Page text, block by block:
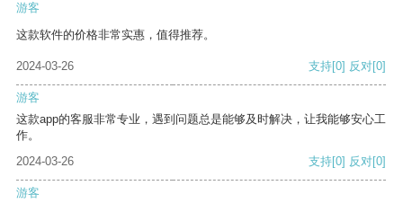
游客
这款软件的价格非常实惠，值得推荐。
2024-03-26 支持[0] 反对[0]
游客
这款app的客服非常专业，遇到问题总是能够及时解决，让我能够安心工
作。
2024-03-26
支持[0] 反对[0]
游客